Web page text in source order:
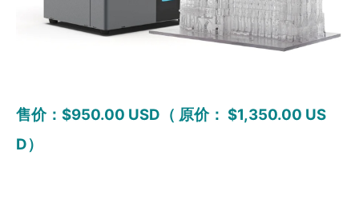
售价：$950.00 USD（ 原价： $1,350.00 US
D）